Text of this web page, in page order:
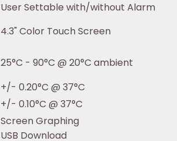
User Settable with/without Alarm
4.3" Color Touch Screen
25°C - 90°C @ 20°C ambient
+/- 0.20°C @ 37°C
+/- 0.10°C @ 37°C
Screen Graphing
USB Download